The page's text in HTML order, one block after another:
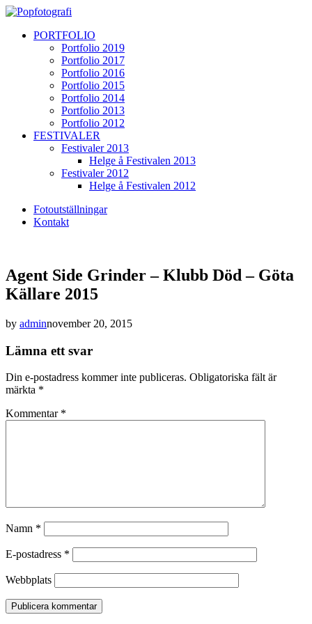
PORTFOLIO
Portfolio 2019
Portfolio 2017
Portfolio 2016
Portfolio 2015
Portfolio 2014
Portfolio 2013
Portfolio 2012
FESTIVALER
Festivaler 2013
Helge å Festivalen 2013
Festivaler 2012
Helge å Festivalen 2012
Fotoutställningar
Kontakt
Agent Side Grinder – Klubb Död – Göta
Källare 2015
by adminnovember 20, 2015
Lämna ett svar
Din e-postadress kommer inte publiceras. Obligatoriska fält är
märkta *
Kommentar *
Namn *
E-postadress *
Webbplats